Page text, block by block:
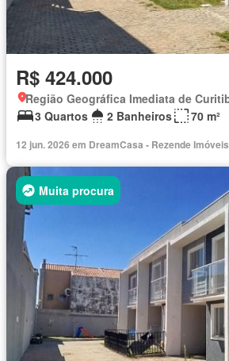
R$ 424.000
3 Quartos
2 Banheiros 70 m²
12 jun. 2026 em DreamCasa - Rezende Imóveis
Muita procura